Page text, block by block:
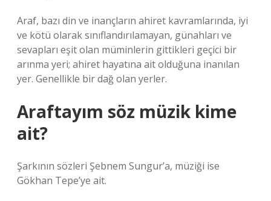
Araf, bazı din ve inançların ahiret kavramlarında, iyi
ve kötü olarak sınıflandırılamayan, günahları ve
sevapları eşit olan müminlerin gittikleri geçici bir
arınma yeri; ahiret hayatına ait olduğuna inanılan
yer. Genellikle bir dağ olan yerler.
Araftayım söz müzik kime
ait?
Şarkının sözleri Şebnem Sungur’a, müziği ise
Gökhan Tepe’ye ait.